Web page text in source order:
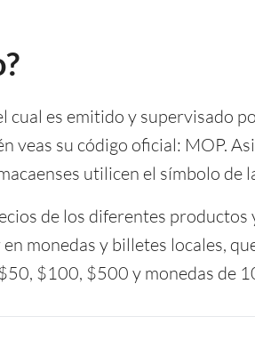
cual es emitido y supervisado
veas su código oficial: MOP.
utilicen el símbolo de
de los diferentes productos
monedas y billetes locales,
$100, $500 y monedas de